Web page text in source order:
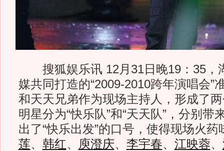
搜狐娱乐讯 12月31日晚19：35，
媒共同打造的“2009-2010跨年演唱会”
和天天兄弟作为现场主持人，形成了
明星分为“快乐队”和“天天队”，分别带
出了“快乐出发”的口号，使得现场火药
莲、 韩红、 庾澄庆、 李宇春、 江映蓉、